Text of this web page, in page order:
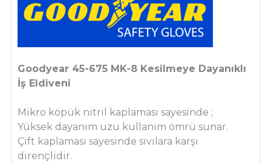
Goodyear 45-675 MK-8 Kesilmeye Dayanıklı
İş Eldiveni
Mikro köpük nitril kaplaması sayesinde ;
Yüksek dayanım uzu kullanım ömrü sunar.
Çift kaplaması sayesinde sıvılara karşı
dirençlidir.